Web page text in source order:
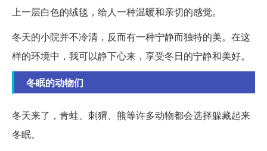
上一层白色的绒毯，给人一种温暖和亲切的感觉。
冬天的小院并不冷清，反而有一种宁静而独特的美。在这
样的环境中，我可以静下心来，享受冬日的宁静和美好。
冬眠的动物们
冬天来了，青蛙、刺猬、熊等许多动物都会选择躲藏起来
冬眠。